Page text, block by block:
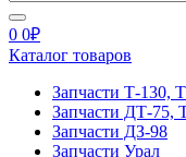
0 0₽
Каталог товаров
Запчасти Т-130,
Запчасти ДТ-75,
Запчасти ДЗ-98
Запчасти Урал